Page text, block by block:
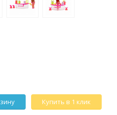
Купить в 1 клик